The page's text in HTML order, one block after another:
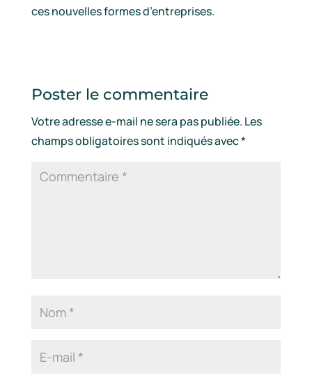
ces nouvelles formes d’entreprises.
Poster le commentaire
Votre adresse e-mail ne sera pas publiée. Les
champs obligatoires sont indiqués avec*